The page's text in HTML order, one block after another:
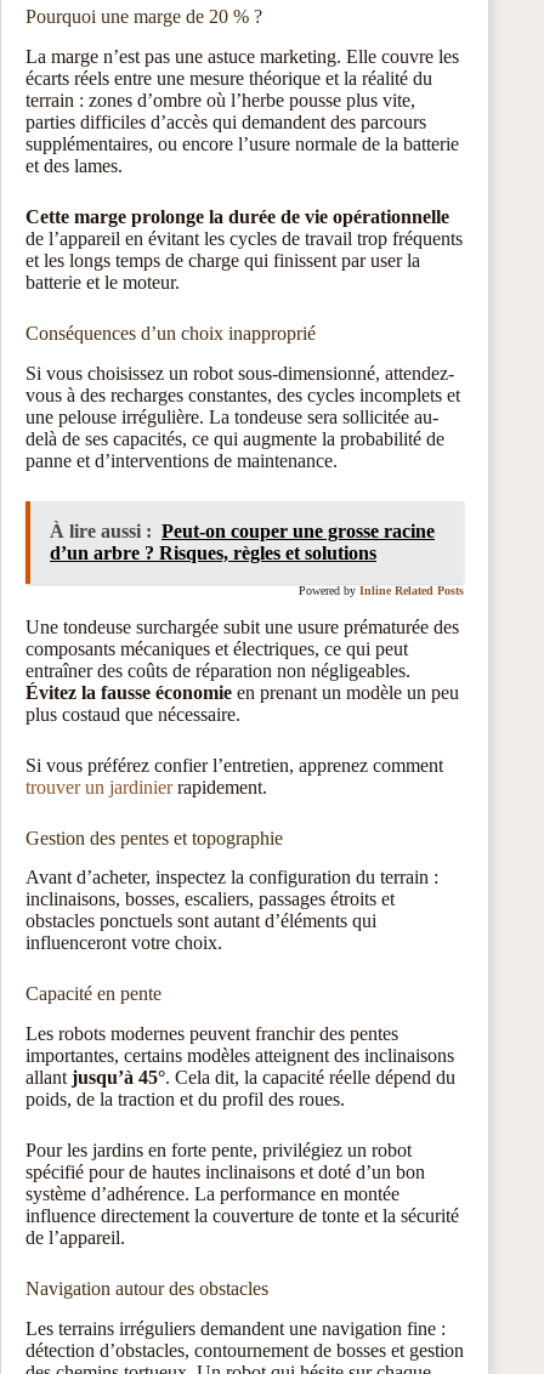
Pourquoi une marge de 20 % ?
La marge n’est pas une astuce marketing. Elle couvre les
écarts réels entre une mesure théorique et la réalité du
terrain : zones d’ombre où l’herbe pousse plus vite,
parties difficiles d’accès qui demandent des parcours
supplémentaires, ou encore l’usure normale de la batterie
et des lames.
Cette marge prolonge la durée de vie opérationnelle
de l’appareil en évitant les cycles de travail trop fréquents
et les longs temps de charge qui finissent par user la
batterie et le moteur.
Conséquences d’un choix inapproprié
Si vous choisissez un robot sous-dimensionné, attendez-
vous à des recharges constantes, des cycles incomplets et
une pelouse irrégulière. La tondeuse sera sollicitée au-
delà de ses capacités, ce qui augmente la probabilité de
panne et d’interventions de maintenance.
À lire aussi : Peut-on couper une grosse racine
d’un arbre ? Risques, règles et solutions
Powered by Inline Related Posts
Une tondeuse surchargée subit une usure prématurée des
composants mécaniques et électriques, ce qui peut
entraîner des coûts de réparation non négligeables.
Évitez la fausse économie en prenant un modèle un peu
plus costaud que nécessaire.
Si vous préférez confier l’entretien, apprenez comment
trouver un jardinierrapidement.
Gestion des pentes et topographie
Avant d’acheter, inspectez la configuration du terrain :
inclinaisons, bosses, escaliers, passages étroits et
obstacles ponctuels sont autant d’éléments qui
influenceront votre choix.
Capacité en pente
Les robots modernes peuvent franchir des pentes
importantes, certains modèles atteignent des inclinaisons
allant jusqu’à 45°. Cela dit, la capacité réelle dépend du
poids, de la traction et du profil des roues.
Pour les jardins en forte pente, privilégiez un robot
spécifié pour de hautes inclinaisons et doté d’un bon
système d’adhérence. La performance en montée
influence directement la couverture de tonte et la sécurité
de l’appareil.
Navigation autour des obstacles
Les terrains irréguliers demandent une navigation fine :
détection d’obstacles, contournement de bosses et gestion